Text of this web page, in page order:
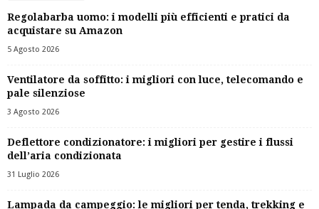
Regolabarba uomo: i modelli più efficienti e pratici da
acquistare su Amazon
5 Agosto 2026
Ventilatore da soffitto: i migliori con luce, telecomando e
pale silenziose
3 Agosto 2026
Deflettore condizionatore: i migliori per gestire i flussi
dell’aria condizionata
31 Luglio 2026
Lampada da campeggio: le migliori per tenda, trekking e